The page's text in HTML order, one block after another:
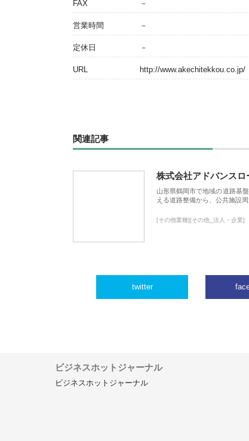
FAX －
営業時間 －
定休日 －
URL http://www.akechitekkou.co.jp/
関連記事
株式会社アドバンス
山形県鶴岡市で地域の道路基
える道路整備から、公共施設
[その他業種][その他_法人・企業]
twitter
ビジネスホットジャーナル
ビジネスホットジャーナル